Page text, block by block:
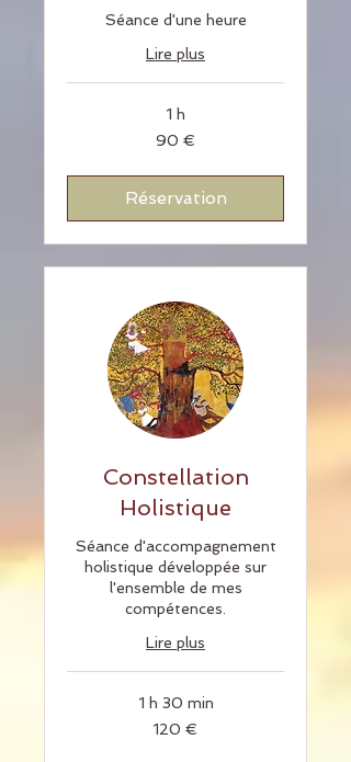
Séance d'une heure
Lire plus
1 h
90 €
Réservation
Constellation
Holistique
Séance d'accompagnement
holistique développée sur
l'ensemble de mes
compétences.
Lire plus
1 h 30 min
120 €